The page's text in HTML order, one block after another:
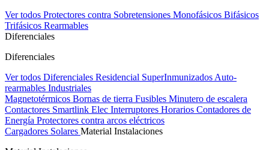
Ver todos Protectores contra Sobretensiones Monofásicos Bifásicos
Trifásicos Rearmables
Diferenciales
Diferenciales
Ver todos Diferenciales Residencial SuperInmunizados Auto-
rearmables Industriales
Magnetotérmicos Bornas de tierra Fusibles Minutero de escalera
Contactores Smartlink Elec Interruptores Horarios Contadores de
Energía Protectores contra arcos eléctricos
Cargadores Solares Material Instalaciones